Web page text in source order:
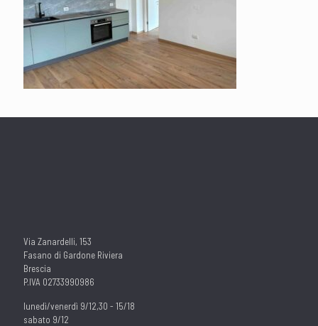
Via Zanardelli, 153
Fasano di Gardone Riviera
Brescia
P.IVA 02733990986
lunedì/venerdì 9/12,30 - 15/18
sabato 9/12